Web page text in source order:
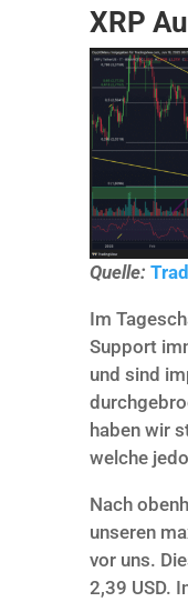
XRP
Quelle:
Im
Support
und sind
haben wir
welche
Nach
unseren
vor uns.
2,39 USD.